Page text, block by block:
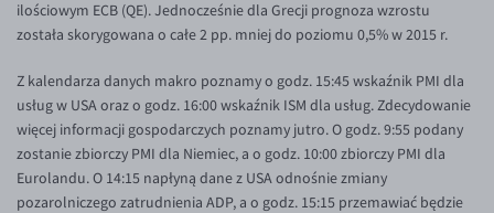
TRY/PLN
EUR/USD
EUR/GBP
EUR/CHF
EUR/CZK
ilościowym ECB (QE). Jednocześnie dla Grecji prognoza wzrostu
została skorygowana o całe 2 pp. mniej do poziomu 0,5% w 2015 r.
Z kalendarza danych makro poznamy o godz. 15:45 wskaźnik PMI dla
usług w USA oraz o godz. 16:00 wskaźnik ISM dla usług. Zdecydowanie
więcej informacji gospodarczych poznamy jutro. O godz. 9:55 podany
zostanie zbiorczy PMI dla Niemiec, a o godz. 10:00 zbiorczy PMI dla
Eurolandu. O 14:15 napłyną dane z USA odnośnie zmiany
pozarolniczego zatrudnienia ADP, a o godz. 15:15 przemawiać będzie